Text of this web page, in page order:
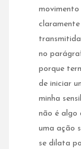
no
porque
de iniciar
minha
não é algo
uma ação
se dilata